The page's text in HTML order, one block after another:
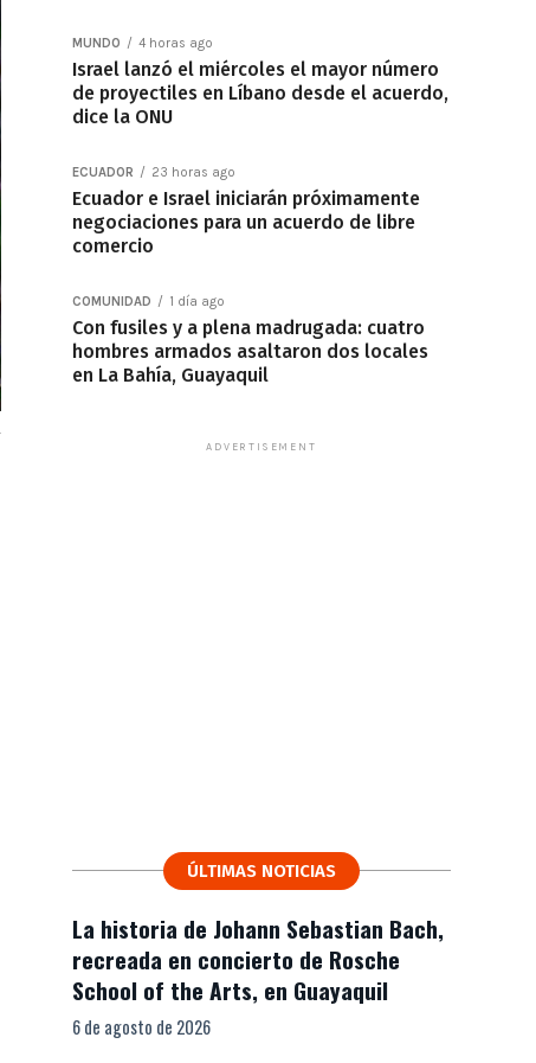
MUNDO 4 horas ago
Israel lanzó el miércoles el mayor número
de proyectiles en Líbano desde el acuerdo,
dice la ONU
ECUADOR 23 horas ago
Ecuador e Israel iniciarán próximamente
negociaciones para un acuerdo de libre
comercio
COMUNIDAD 1 día ago
Con fusiles y a plena madrugada: cuatro
hombres armados asaltaron dos locales
en La Bahía, Guayaquil
ADVERTISEMENT
ÚLTIMAS NOTICIAS
La historia de Johann Sebastian Bach,
recreada en concierto de Rosche
School of the Arts, en Guayaquil
6 de agosto de 2026